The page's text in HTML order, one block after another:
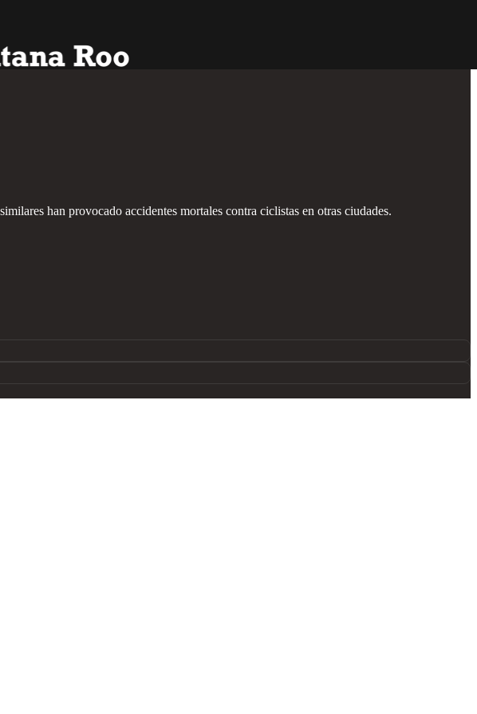
han provocado accidentes mortales contra ciclistas en otras ciudades.